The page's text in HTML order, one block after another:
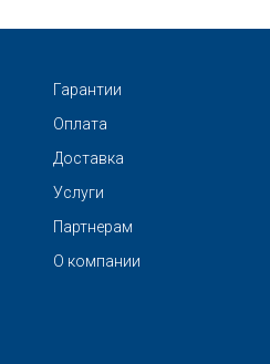
Гарантии
Оплата
Доставка
Услуги
Партнерам
О компании